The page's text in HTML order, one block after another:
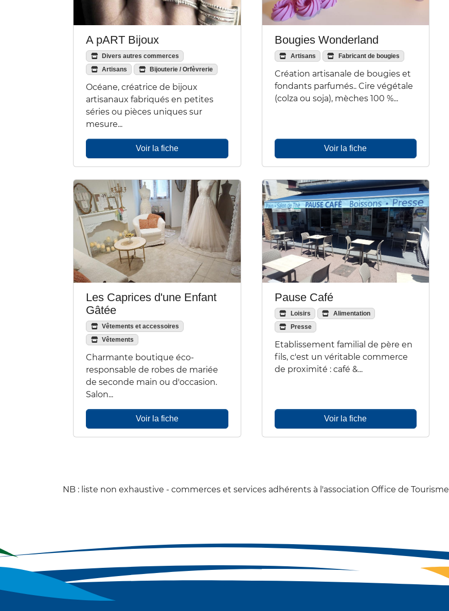
A pART Bijoux
Divers autres commerces
Artisans
Bijouterie / Orfèvrerie
Océane, créatrice de bijoux
artisanaux fabriqués en petites
séries ou pièces uniques sur
mesure...
Voir la fiche
Bougies Wonderland
Artisans Fabricant de bougies
Création artisanale de bougies et
fondants parfumés.. Cire végétale
(colza ou soja), mèches 100 %...
Voir la fiche
Les Caprices d'une Enfant
Gâtée
Vêtements et accessoires
Vêtements
Charmante boutique éco-
responsable de robes de mariée
de seconde main ou d'occasion.
Salon...
Voir la fiche
Pause Café
Loisirs
Alimentation
Presse
Etablissement familial de père en
fils, c'est un véritable commerce
de proximité : café &...
Voir la fiche
NB : liste non exhaustive - commerces et services adhérents à l'association Office de Tourisme